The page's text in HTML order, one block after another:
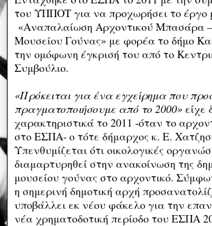
του ΥΠΠΟΤ για να προχωρήσει το έργο
«Αναπαλαίωση Αρχοντικού Μπασάρα
Μουσείου Γούνας» με φορέα το δήμο
την ομόφωνη έγκρισή του από το
Συμβούλιο.
«Πρόκειται για ένα εγχείρημα που
πραγματοποιήσουμε από το 2000»είχε
χαρακτηριστικά το 2011 -όταν το
στο ΕΣΠΑ- ο τότε δήμαρχος κ. Ε.
Υπενθυμίζεται ότι οικολογικές
διαμαρτυρηθεί στην ανακοίνωση της
μουσείου γούνας στο αρχοντικό.
η σημερινή δημοτική αρχή
υποβάλλει εκ νέου φάκελο για την
νέα χρηματοδοτική περίοδο του ΕΣΠΑ